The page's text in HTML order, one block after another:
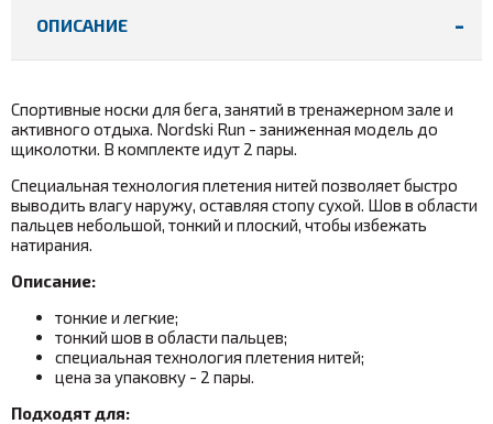
ОПИСАНИЕ
Спортивные носки для бега, занятий в тренажерном зале и
активного отдыха. Nordski Run - заниженная модель до
щиколотки. В комплекте идут 2 пары.
Специальная технология плетения нитей позволяет быстро
выводить влагу наружу, оставляя стопу сухой. Шов в области
пальцев небольшой, тонкий и плоский, чтобы избежать
натирания.
Описание:
тонкие и легкие;
тонкий шов в области пальцев;
специальная технология плетения нитей;
цена за упаковку - 2 пары.
Подходят для: